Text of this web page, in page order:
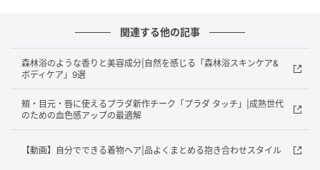
加齢で乾燥する髪に、スキンケア視点でアプローチ
左からアユーラ ウェルバイタル シャンプー 300ml
3,080円、同 トリートメント 220g 3,300円
「年齢を重ねるとともにうねりに向き合う」という発
想から誕生したのが“ウェルバイタル”シリーズ。スキン
関連する他の記事
森林浴のような香りと美容成分|自然を感じる「森林浴スキンケア&
ボディケア」9選
頬・目元・唇に使えるプラダ新作チーク「プラダ タッチ」|成熟世代
のための血色感アップの最適解
【動画】自分でできる着物ヘア|品よくまとめる抱き合わせスタイル